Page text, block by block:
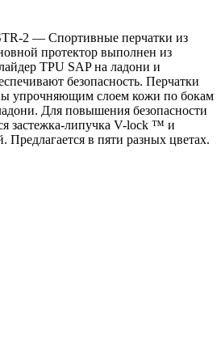
2 — Спортивные перчатки из
протектор выполнен из
TPU SAP на ладони и
безопасность. Перчатки
упрочняющим слоем кожи по бокам
Для повышения безопасности
застежка-липучка V-lock ™ и
в пяти разных цветах.